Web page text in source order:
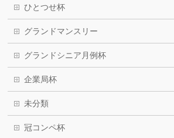
ひとつせ杯
グランドマンスリー
グランドシニア月例杯
企業局杯
未分類
冠コンペ杯